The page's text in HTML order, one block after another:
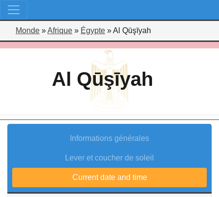
Monde »Afrique » Égypte »Al Qūşīyah
Al Qūşīyah
Informations générales
Lever et coucher de soleil
Current date and time